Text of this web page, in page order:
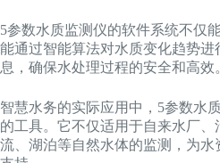
5参数水质监测仪的软件系统不仅
能通过智能算法对水质变化趋势
息，确保水处理过程的安全和高效
智慧水务的实际应用中，5参数水
的工具。它不仅适用于自来水厂
流、湖泊等自然水体的监测，为